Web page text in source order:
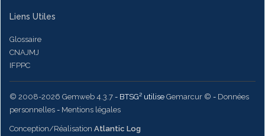
Liens Utiles
Glossaire
CNAJMJ
IFPPC
© 2008-2026 Gemweb 4.3.7 - BTSG² utilise Gemarcur © - Données
personnelles - Mentions légales
Conception/Réalisation Atlantic Log